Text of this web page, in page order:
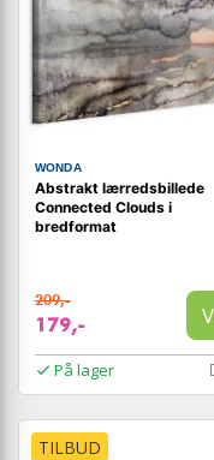
WONDA
Abstrakt lærredsbillede
Connected Clouds i
bredformat
209,-
179,-
På lager
TILBUD